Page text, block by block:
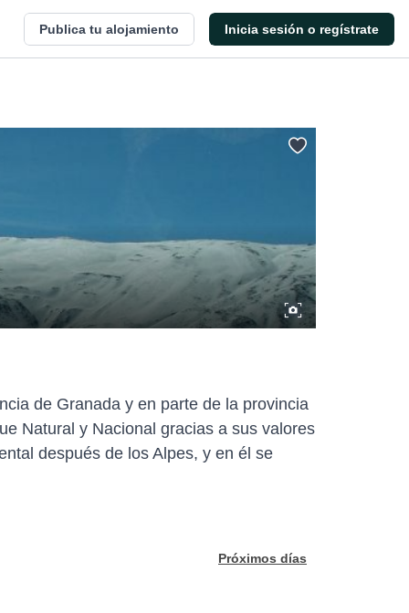
Publica tu alojamiento Inicia sesión o regístrate
de Granada y en parte de la provincia
Natural y Nacional gracias a sus valores
después de los Alpes, y en él se
Próximos días